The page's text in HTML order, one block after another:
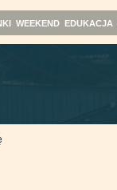
WEEKEND EDUKACJA